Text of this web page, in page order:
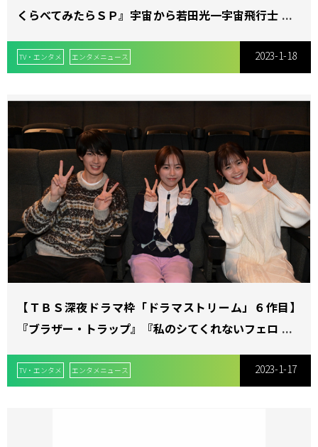
くらべてみたらＳＰ』宇宙から若田光一宇宙飛行士が出
TV・エンタメ エンタメニュース 2023-1-18
【ＴＢＳ深夜ドラマ枠「ドラマストリーム」６作目】
『ブラザー・トラップ』『私のシてくれないフェロモン
TV・エンタメ エンタメニュース 2023-1-17